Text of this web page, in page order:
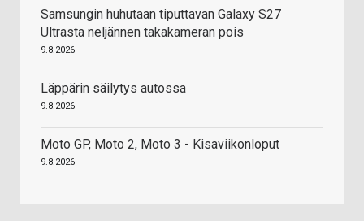
Samsungin huhutaan tiputtavan Galaxy S27
Ultrasta neljännen takakameran pois
9.8.2026
Läppärin säilytys autossa
9.8.2026
Moto GP, Moto 2, Moto 3 - Kisaviikonloput
9.8.2026